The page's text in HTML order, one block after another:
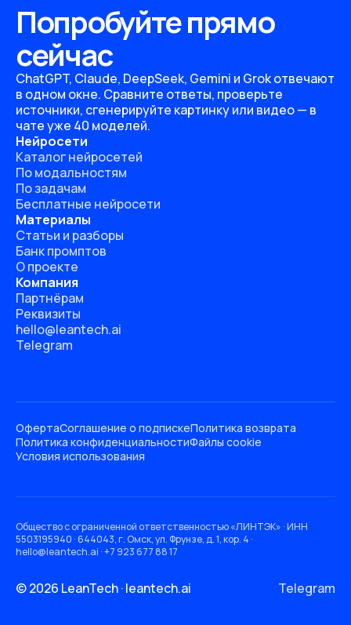
Попробуйте прямо
сейчас
ChatGPT, Claude, DeepSeek, Gemini и Grok отвечают
в одном окне. Сравните ответы, проверьте
источники, сгенерируйте картинку или видео — в
чате уже 40 моделей.
Нейросети
Каталог нейросетей
По модальностям
По задачам
Бесплатные нейросети
Материалы
Статьи и разборы
Банк промптов
О проекте
Компания
Партнёрам
Реквизиты
hello@leantech.ai
Telegram
ОфертаСоглашение о подпискеПолитика возврата
Политика конфиденциальностиФайлы cookie
Условия использования
Общество с ограниченной ответственностью «ЛИНТЭК» · ИНН
5503195940 · 644043, г. Омск, ул. Фрунзе, д. 1, кор. 4 ·
hello@leantech.ai · +7 923 677 88 17
© 2026 LeanTech · leantech.ai Telegram